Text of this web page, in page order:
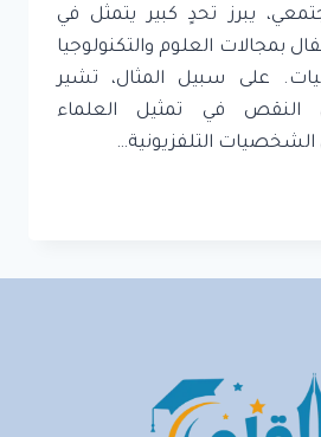
يبرز تحدٍ كبير يتمثل في
بمجالات العلوم والتكنولوجيا
على سبيل المثال، تشير
النقص في تمثيل العلماء
التلفزيونية…